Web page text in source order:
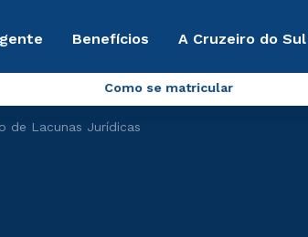
Benefícios A Cruzeiro do
Como se matricular
de Lacunas Jurídicas